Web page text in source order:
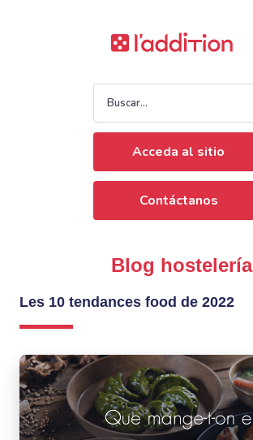
Acceda al sitio
Contáctanos
Blog hostelería
Les 10 tendances food de 2022